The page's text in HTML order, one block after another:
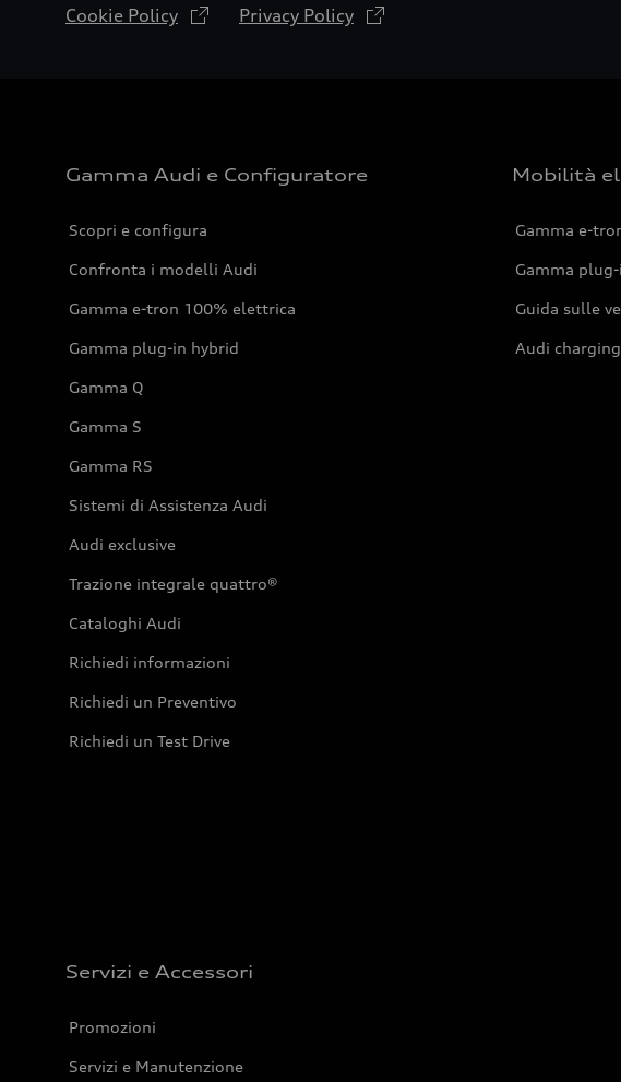
Cookie Policy Privacy Policy
Gamma Audi e Configuratore
Scopri e configura
Confronta i modelli Audi
Gamma e-tron 100% elettrica
Gamma plug-in hybrid
Gamma Q
Gamma S
Gamma RS
Sistemi di Assistenza Audi
Audi exclusive
Trazione integrale quattro®
Cataloghi Audi
Richiedi informazioni
Richiedi un Preventivo
Richiedi un Test Drive
Mobilità
Gamma e-
Gamma
Guida sulle
Audi charging
Servizi e Accessori
Promozioni
Servizi e Manutenzione